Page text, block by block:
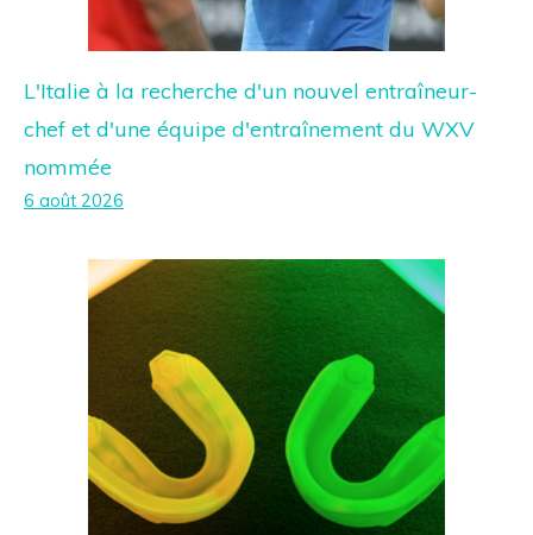
L'Italie à la recherche d'un nouvel entraîneur-
chef et d'une équipe d'entraînement du WXV
nommée
6 août 2026